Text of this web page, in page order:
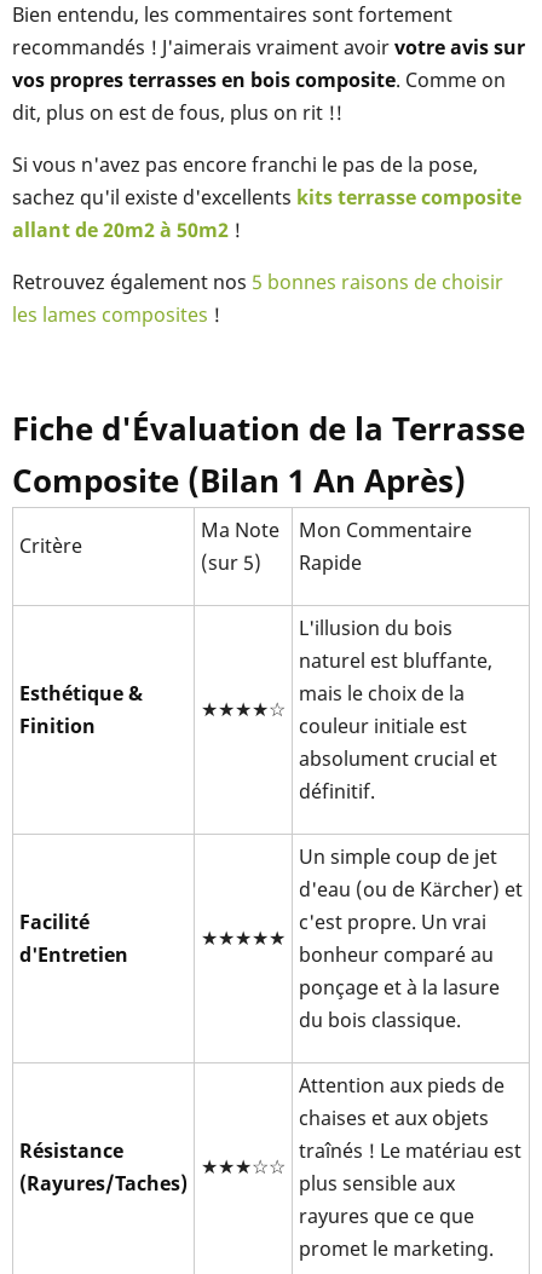
Bien entendu, les commentaires sont fortement
recommandés ! J'aimerais vraiment avoirvotre avis sur
vos propres terrasses en bois composite. Comme on
dit, plus on est de fous, plus on rit !!
Si vous n'avez pas encore franchi le pas de la pose,
sachez qu'il existe d'excellents kits terrasse composite
allant de 20m2 à 50m2 !
Retrouvez également nos 5 bonnes raisons de choisir
les lames composites !
Fiche d'Évaluation de la Terrasse
Composite (Bilan 1 An Après)
Critère
Ma Note
(sur 5)
Mon Commentaire
Rapide
Esthétique &
Finition
★★★★☆
L'illusion du bois
naturel est bluffante,
mais le choix de la
couleur initiale est
absolument crucial et
définitif.
Facilité
d'Entretien
★★★★★
Un simple coup de jet
d'eau (ou de Kärcher) et
c'est propre. Un vrai
bonheur comparé au
ponçage et à la lasure
du bois classique.
Résistance
(Rayures/Taches)
★★★☆☆
Attention aux pieds de
chaises et aux objets
traînés ! Le matériau est
plus sensible aux
rayures que ce que
promet le marketing.